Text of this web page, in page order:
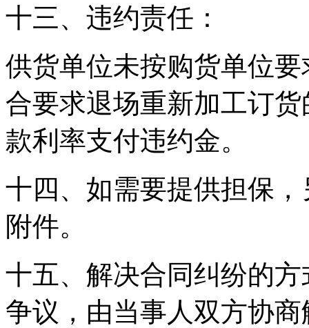
十三、违约责任：
供货单位未按购货单位
合要求退场重新加工订
款利率支付违约金。
十四、如需要提供担保
附件。
十五、解决合同纠纷的
争议，由当事人双方协